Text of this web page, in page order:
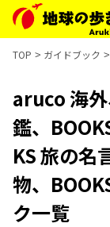
TOP ガイドブック
aruco 海
鑑、
KS 旅の名
物、
ク一覧